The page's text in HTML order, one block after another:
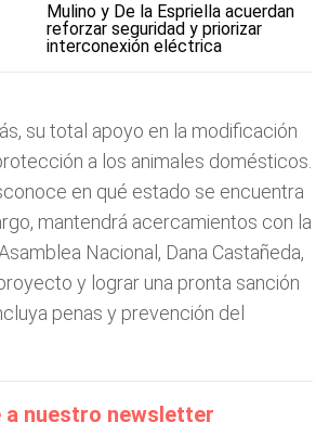
Mulino y De la Espriella acuerdan
reforzar seguridad y priorizar
interconexión eléctrica
su total apoyo en la modificación
a los animales domésticos.
en qué estado se encuentra
mantendrá acercamientos con la
Nacional, Dana Castañeda,
y lograr una pronta sanción
penas y prevención del
a nuestro newsletter